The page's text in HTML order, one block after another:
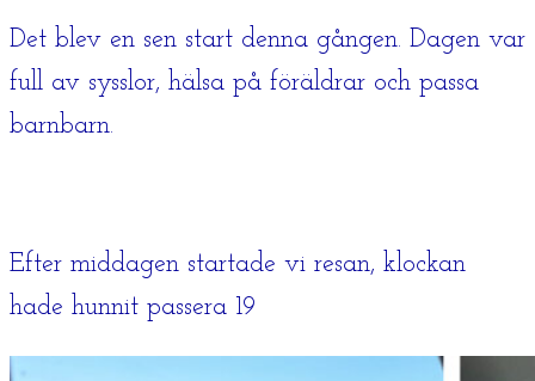
Det blev en sen start denna gången. Dagen var
full av sysslor, hälsa på föräldrar och passa
barnbarn.
Efter middagen startade vi resan, klockan
hade hunnit passera 19